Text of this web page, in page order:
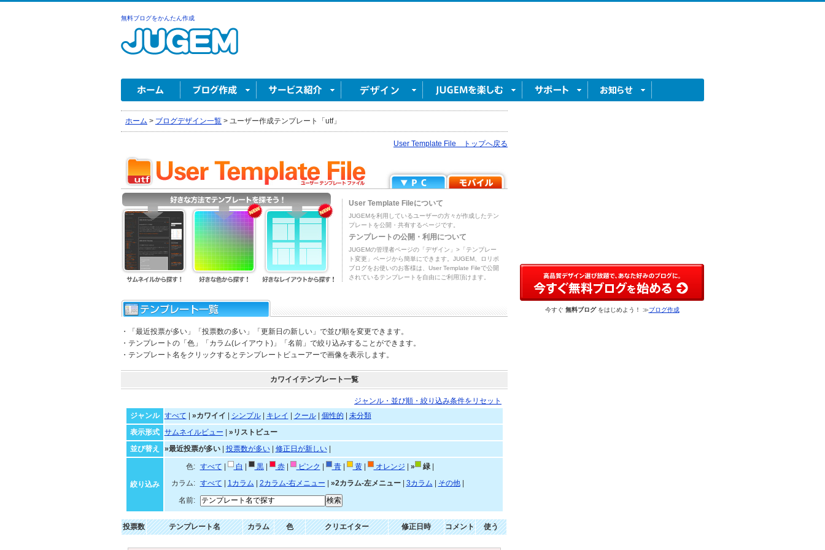
無料ブログをかんたん作成
ホーム > ブログデザイン一覧 > ユーザー作成テンプレート「utf」
User Template File トップへ戻る
User Template Fileについて
JUGEMを利用しているユーザーの方々が作成したテン
プレートを公開・共有するページです。
テンプレートの公開・利用について
JUGEMの管理者ページの「デザイン」>「テンプレー
ト変更」ページから簡単にできます。JUGEM、ロリポ
ブログをお使いのお客様は、User Template Fileで公開
されているテンプレートを自由にご利用頂けます。
・「最近投票が多い」「投票数の多い」「更新日の新しい」で並び順を変更できます。
・テンプレートの「色」「カラム(レイアウト)」「名前」で絞り込みすることができます。
・テンプレート名をクリックするとテンプレートビューアーで画像を表示します。
カワイイテンプレート一覧
ジャンル・並び順・絞り込み条件をリセット
ジャンル
すべて »カワイイ シンプル| キレイ クール| 個性的
未分類
表示形式
サムネイルビュー
»リストビュー
並び替え
»最近投票が多い| 投票数が多い| 修正日が新しい|
絞り込み
色: すべて 白 黒| 赤| ピンク 青| 黄| オレンジ » 緑|
カラム:
すべて 1カラム 2カラム-右メニュー »2カラム-左メニュー| 3カラム その他|
名前:
投票数 テンプレート名 カラム 色 クリエイター 修正日時 コメント 使う
今すぐ 無料ブログをはじめよう！ ≫ブログ作成